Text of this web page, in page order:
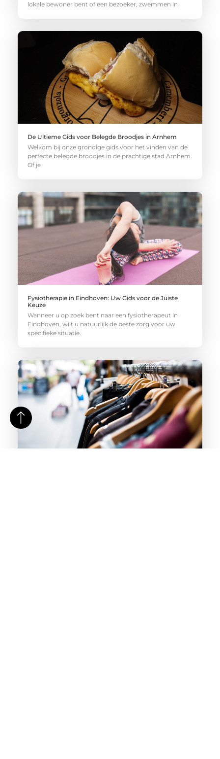
lokale bewoner bent of een bezoeker, zwemmen in
De Ultieme Gids voor Belegde Broodjes in Arnhem
Welkom bij onze grondige gids voor het vinden van de
perfecte belegde broodjes in de prachtige stad Arnhem.
Of je
Fysiotherapie in Eindhoven: Uw Gids voor de Juiste
Keuze
Wanneer u op zoek bent naar een fysiotherapeut in
Eindhoven, wilt u natuurlijk de beste zorg voor uw
specifieke situatie.